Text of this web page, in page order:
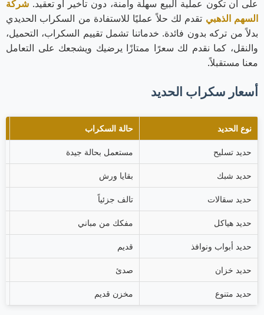
على أن تكون عملية البيع سهلة وآمنة، دون تأخير أو تعقيد. شركة
السهم الذهبي تقدم لك حلاً عمليًا للاستفادة من السكراب الحديدي
بدلاً من تركه بدون فائدة. خدماتنا تشمل تقييم السكراب، التحميل،
والنقل، كما نقدم لك سعرًا ممتازًا يرضيك ويشجعك على التعامل
معنا مستقبلاً.
أسعار سكراب الحديد
نوع الحديد حالة السكراب
حديد تسليح مستعمل بحالة جيدة
حديد شبك بقايا ورش
حديد سقالات تالف جزئياً
حديد هياكل مفكك من مباني
حديد أبواب ونوافذ قديم
حديد خزان صدئ
حديد متنوع مخزن قديم